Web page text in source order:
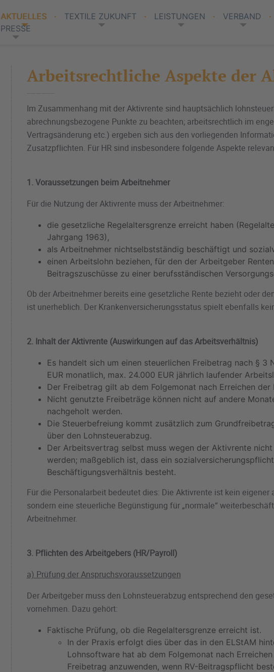
AKTUELLES TEXTILE ZUKUNFT LEISTUNGEN
VERBAND
PRESSE
Arbeitsrechtliche Aspekte der
Im Zusammenhang mit der Aktivrente sind hauptsächlich
abrechnungsbezogene Punkte zu beachten; arbeitsrechtlich im
Vertragsänderung etc.) ergeben sich aus den vorliegenden
Zusatzpflichten. Für HR sind insbesondere folgende Aspekte
1. Voraussetzungen beim Arbeitnehmer
Für die Nutzung der Aktivrente muss der Arbeitnehmer:
die gesetzliche Regelaltersgrenze erreicht haben
Jahrgang 1963),
als Arbeitnehmer nichtselbstständig beschäftigt und
einen Arbeitslohn beziehen, für den der Arbeitgeber
Beitragszuschüsse zu einer berufsständischen
Ob der Arbeitnehmer bereits eine gesetzliche Rente bezieht oder
ist unerheblich. Der Krankenversicherungsstatus spielt ebenfalls
2. Inhalt der Aktivrente (Auswirkungen auf das Arbeitsverhältnis)
Es handelt sich um einen steuerlichen Freibetrag nach § 3
EUR monatlich, max. 24.000 EUR jährlich laufender
Der Freibetrag gilt ab dem Folgemonat nach Erreichen der
Nicht genutzte Freibeträge können nicht auf andere
nachgeholt werden.
Die Steuerbefreiung kommt zusätzlich zum
über den Lohnsteuerabzug.
Der Arbeitsvertrag selbst muss wegen der Aktivrente
werden; maßgeblich ist, dass ein
Beschäftigungsverhältnis besteht.
Für die Personalarbeit bedeutet dies: Die Aktivrente ist kein eigener
sondern eine steuerliche Begünstigung für „normale“
Arbeitnehmer.
3. Pflichten des Arbeitgebers (HR/Payroll)
a) Prüfung der Anspruchsvoraussetzungen
Der Arbeitgeber muss den Lohnsteuerabzug entsprechend den
vornehmen. Dazu gehört:
Faktische Prüfung, ob die Regelaltersgrenze erreicht ist.
In der Praxis erfolgt dies über das in den ELStAM
Lohnsoftware hat ab dem Folgemonat nach
Freibetrag anzuwenden, wenn RV-Beitragspflicht